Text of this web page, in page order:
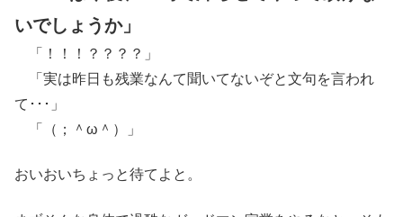
いでしょうか」
「！！！？？？？」
「実は昨日も残業なんて聞いてないぞと文句を言われ
て･･･」
「（；＾ω＾）」
おいおいちょっと待てよと。